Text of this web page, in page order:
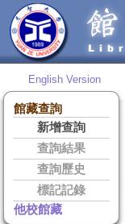
English Version
館藏查詢
新增查詢
查詢結果
查詢歷史
標記記錄
他校館藏